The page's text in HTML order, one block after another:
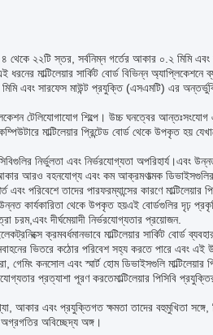
৪ থেকে ২২টি স্তর, সর্বনিম্ন গর্তের আকার ০.২ মিমি
মাল্টিলেয়ার সার্কিট বোর্ড বিভিন্ন
এবং সারফেস মাউন্ট প্রযুক্তি (এসএমটি) এর
টেলিযোগাযোগ শিল্পে। উচ্চ ঘনত্বের
মাল্টিলেয়ার প্রিন্টেড বোর্ড থেকে উপকৃত হয়
নির্ভুলতা এবং নির্ভরযোগ্যতা
আকার আরও বহনযোগ্য এবং কম আক্রমণাত্মক
পরিবেশে তাদের পারফরম্যান্সের কারণে
কার্যকারিতা থেকে উপকৃত হয়এই বোর্ডগুলির দৃঢ়
চরম,এবং দীর্ঘমেয়াদী নির্ভরযোগ্যতার প্রয়োজন.
ক্রমবর্ধমানভাবে মাল্টিলেয়ার সার্কিট বোর্ড
ভিতরে কঠোর পরিবেশ সহ্য করতে পারে এবং এই
গেমিং কনসোল এবং স্মার্ট হোম ডিভাইসগুলি
প্রত্যাশা পূরণ করতেমাল্টিলেয়ার পিসিবি
আকার এবং প্রযুক্তিগত ক্ষমতা তাদের বহুমুখিতা
অবিচ্ছেদ্য অঙ্গ।